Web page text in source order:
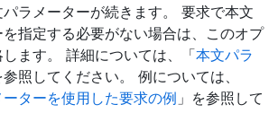
ラメーターが続きます。 要求で本文
指定する必要がない場合は、このオプ
ます。 詳細については、「本文パラ
参照してください。 例については、
ターを使用した要求の例 」を参照して